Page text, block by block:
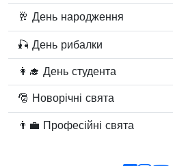
🥂 День народження
🎣 День рибалки
👩‍🎓 День студента
🎅 Новорічні свята
👨‍💼 Професійні свята